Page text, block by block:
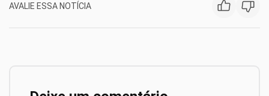
AVALIE ESSA NOTÍCIA